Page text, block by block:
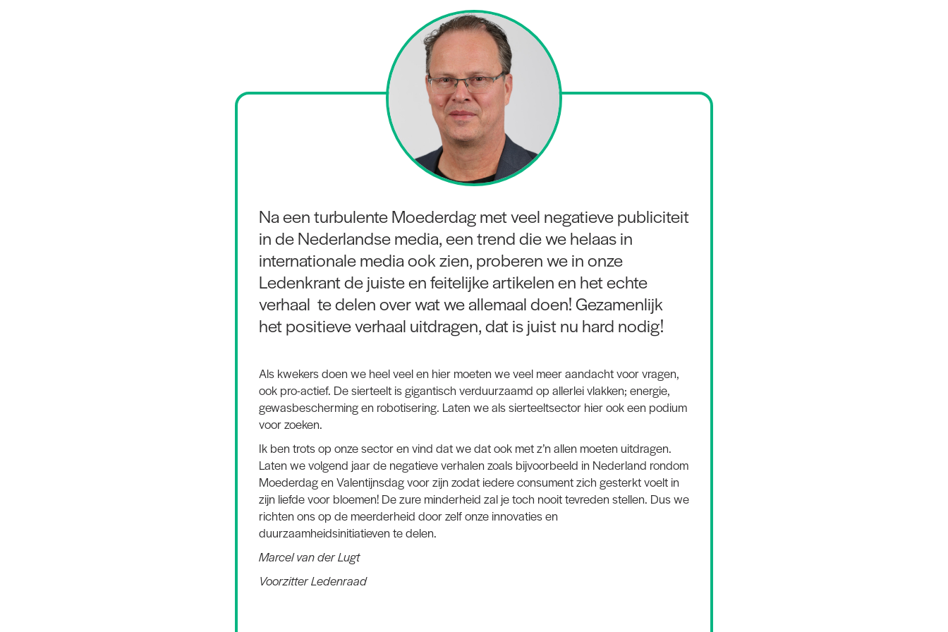
Na een turbulente Moederdag met veel negatieve publiciteit
in de Nederlandse media, een trend die we helaas in
internationale media ook zien, proberen we in onze
Ledenkrant de juiste en feitelijke artikelen en het echte
verhaal te delen over wat we allemaal doen! Gezamenlijk
het positieve verhaal uitdragen, dat is juist nu hard nodig!
Als kwekers doen we heel veel en hier moeten we veel meer aandacht voor vragen,
ook pro-actief. De sierteelt is gigantisch verduurzaamd op allerlei vlakken; energie,
gewasbescherming en robotisering. Laten we als sierteeltsector hier ook een podium
voor zoeken.
Ik ben trots op onze sector en vind dat we dat ook met z’n allen moeten uitdragen.
Laten we volgend jaar de negatieve verhalen zoals bijvoorbeeld in Nederland rondom
Moederdag en Valentijnsdag voor zijn zodat iedere consument zich gesterkt voelt in
zijn liefde voor bloemen! De zure minderheid zal je toch nooit tevreden stellen. Dus we
richten ons op de meerderheid door zelf onze innovaties en
duurzaamheidsinitiatieven te delen.
Marcel van der Lugt
Voorzitter Ledenraad